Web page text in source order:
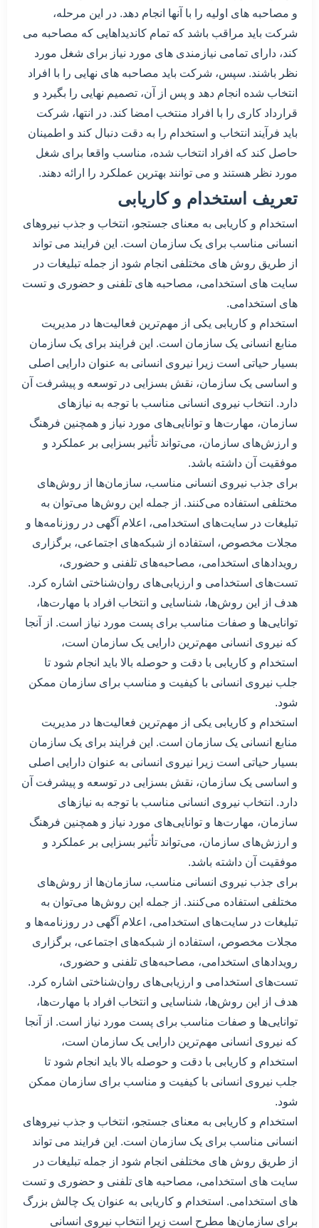
و مصاحبه های اولیه را با آنها انجام دهد. در این مرحله،
شرکت باید مراقب باشد که تمام کاندیداهایی که مصاحبه می
کند، دارای تمامی نیازمندی های مورد نیاز برای شغل مورد
نظر باشند. سپس، شرکت باید مصاحبه های نهایی را با افراد
انتخاب شده انجام دهد و پس از آن، تصمیم نهایی را بگیرد و
قرارداد کاری را با افراد منتخب امضا کند. در انتها، شرکت
باید فرآیند انتخاب و استخدام را به دقت دنبال کند و اطمینان
حاصل کند که افراد انتخاب شده، مناسب واقعا برای شغل
مورد نظر هستند و می توانند بهترین عملکرد را ارائه دهند.
تعریف استخدام و کاریابی
استخدام و کاریابی به معنای جستجو، انتخاب و جذب نیروهای
انسانی مناسب برای یک سازمان است. این فرایند می تواند
از طریق روش های مختلفی انجام شود از جمله تبلیغات در
سایت های استخدامی، مصاحبه های تلفنی و حضوری و تست
های استخدامی.
استخدام و کاریابی یکی از مهم‌ترین فعالیت‌ها در مدیریت
منابع انسانی یک سازمان است. این فرایند برای یک سازمان
بسیار حیاتی است زیرا نیروی انسانی به عنوان دارایی اصلی
و اساسی یک سازمان، نقش بسزایی در توسعه و پیشرفت آن
دارد. انتخاب نیروی انسانی مناسب با توجه به نیازهای
سازمان، مهارت‌ها و توانایی‌های مورد نیاز و همچنین فرهنگ
و ارزش‌های سازمان، می‌تواند تأثیر بسزایی بر عملکرد و
موفقیت آن داشته باشد.
برای جذب نیروی انسانی مناسب، سازمان‌ها از روش‌های
مختلفی استفاده می‌کنند. از جمله این روش‌ها می‌توان به
تبلیغات در سایت‌های استخدامی، اعلام آگهی در روزنامه‌ها و
مجلات مخصوص، استفاده از شبکه‌های اجتماعی، برگزاری
رویدادهای استخدامی، مصاحبه‌های تلفنی و حضوری،
تست‌های استخدامی و ارزیابی‌های روان‌شناختی اشاره کرد.
هدف از این روش‌ها، شناسایی و انتخاب افراد با مهارت‌ها،
توانایی‌ها و صفات مناسب برای پست مورد نیاز است. از آنجا
که نیروی انسانی مهم‌ترین دارایی یک سازمان است،
استخدام و کاریابی با دقت و حوصله بالا باید انجام شود تا
جلب نیروی انسانی با کیفیت و مناسب برای سازمان ممکن
شود.
استخدام و کاریابی یکی از مهم‌ترین فعالیت‌ها در مدیریت
منابع انسانی یک سازمان است. این فرایند برای یک سازمان
بسیار حیاتی است زیرا نیروی انسانی به عنوان دارایی اصلی
و اساسی یک سازمان، نقش بسزایی در توسعه و پیشرفت آن
دارد. انتخاب نیروی انسانی مناسب با توجه به نیازهای
سازمان، مهارت‌ها و توانایی‌های مورد نیاز و همچنین فرهنگ
و ارزش‌های سازمان، می‌تواند تأثیر بسزایی بر عملکرد و
موفقیت آن داشته باشد.
برای جذب نیروی انسانی مناسب، سازمان‌ها از روش‌های
مختلفی استفاده می‌کنند. از جمله این روش‌ها می‌توان به
تبلیغات در سایت‌های استخدامی، اعلام آگهی در روزنامه‌ها و
مجلات مخصوص، استفاده از شبکه‌های اجتماعی، برگزاری
رویدادهای استخدامی، مصاحبه‌های تلفنی و حضوری،
تست‌های استخدامی و ارزیابی‌های روان‌شناختی اشاره کرد.
هدف از این روش‌ها، شناسایی و انتخاب افراد با مهارت‌ها،
توانایی‌ها و صفات مناسب برای پست مورد نیاز است. از آنجا
که نیروی انسانی مهم‌ترین دارایی یک سازمان است،
استخدام و کاریابی با دقت و حوصله بالا باید انجام شود تا
جلب نیروی انسانی با کیفیت و مناسب برای سازمان ممکن
شود.
استخدام و کاریابی به معنای جستجو، انتخاب و جذب نیروهای
انسانی مناسب برای یک سازمان است. این فرایند می تواند
از طریق روش های مختلفی انجام شود از جمله تبلیغات در
سایت های استخدامی، مصاحبه های تلفنی و حضوری و تست
های استخدامی. استخدام و کاریابی به عنوان یک چالش بزرگ
برای سازمان‌ها مطرح است زیرا انتخاب نیروی انسانی